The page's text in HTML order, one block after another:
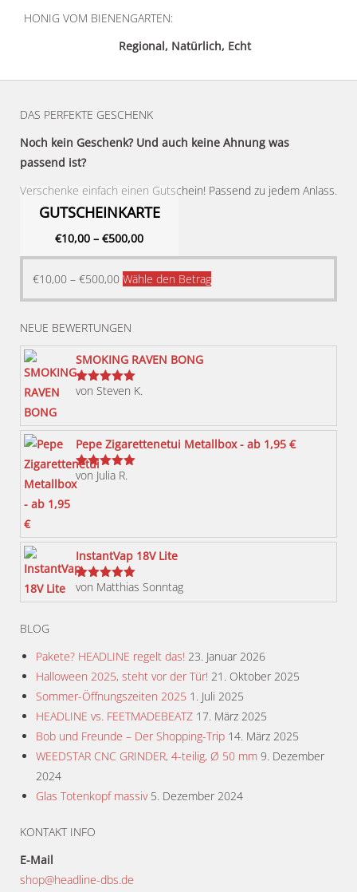
HONIG VOM BIENENGARTEN:
Regional, Natürlich, Echt
DAS PERFEKTE GESCHENK
Noch kein Geschenk? Und auch keine Ahnung was
passend ist?
Verschenke einfach einen Gutschein! Passend zu jedem Anlass.
GUTSCHEINKARTE
€10,00 – €500,00
€10,00 – €500,00 Wähle den BetragDieses
Produkt
können
werden
NEUE BEWERTUNGEN
SMOKING RAVEN BONG
Bewertet
von Steven K.
Pepe Zigarettenetui Metallbox - ab 1,95 €
Bewertet
mit
von Julia R.
InstantVap 18V Lite
Bewertet
von Matthias Sonntag
BLOG
Pakete? HEADLINE regelt das! 23. Januar 2026
Halloween 2025, steht vor der Tür! 21. Oktober 2025
Sommer-Öffnungszeiten 2025 1. Juli 2025
HEADLINE vs. FEETMADEBEATZ 17. März 2025
Bob und Freunde – Der Shopping-Trip 14. März 2025
WEEDSTAR CNC GRINDER, 4-teilig, Ø 50 mm 9. Dezember
2024
Glas Totenkopf massiv 5. Dezember 2024
KONTAKT INFO
E-Mail
shop@headline-dbs.de